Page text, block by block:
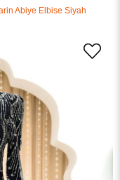
Abiye Elbise Siyah